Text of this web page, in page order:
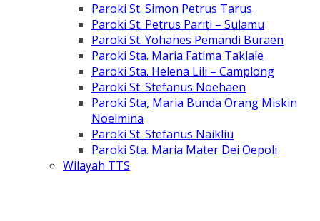
Paroki St. Simon Petrus Tarus
Paroki St. Petrus Pariti – Sulamu
Paroki St. Yohanes Pemandi Buraen
Paroki Sta. Maria Fatima Taklale
Paroki Sta. Helena Lili – Camplong
Paroki St. Stefanus Noehaen
Paroki Sta, Maria Bunda Orang Miskin
Noelmina
Paroki St. Stefanus Naikliu
Paroki Sta. Maria Mater Dei Oepoli
Wilayah TTS